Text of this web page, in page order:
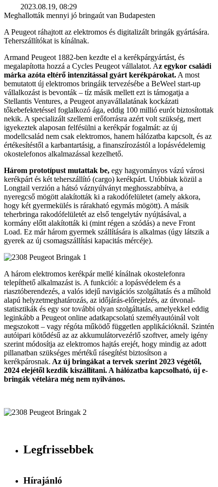
2023.08.19, 08:29
Meghallották mennyi jó bringaút van Budapesten
A Peugeot ráhajtott az elektromos és digitalizált bringák gyártására.
Teherszállítókat is kínálnak.
Armand Peugeot 1882-ben kezdte el a kerékpárgyártást, és
megalapította hozzá a Cycles Peugeot vállalatot. Az egykor családi
márka azóta eltérő intenzitással gyárt kerékpárokat. A most
bemutatott új elektromos bringáik tervezésébe a BeWeel start-up
vállalkozást is bevonták – tíz másik mellett ezt is támogatja a
Stellantis Ventures, a Peugeot anyavállalatának kockázati
tőkebefektetéssel foglalkozó ága, eddig 100 millió eurót biztosítottak
nekik. A specializált szellemi erőforrásra azért volt szükség, mert
igyekeztek alaposan felfésülni a kerékpár fogalmát: az új
modellcsalád nem csak elektromos, hanem hálózatba kapcsolt, és az
értékesítéstől a karbantartásig, a finanszírozástól a lopásvédelemig
okostelefonos alkalmazással kezelhető.
Három prototípust mutattak be, egy hagyományos vázú városi
kerékpárt és két teherszállító (cargo) kerékpárt. Utóbbiak közül a
Longtail verzión a hátsó váznyúlványt meghosszabbítva, a
nyeregcső mögött alakították ki a rakodófelületet (amely akkora,
hogy két gyermekülés is rárakható egymás mögött). A másik
teherbringa rakodófelületét az első tengelytáv nyújtásával, a
kormány előtt alakították ki (mint régen a szódás) a neve Front
Load. Ez már három gyermek szállítására is alkalmas (úgy látszik a
gyerek az új csomagszállítási kapacitás mércéje).
A három elektromos kerékpár mellé kínálnak okostelefonra
telepíthető alkalmazást is. A funkciói: a lopásvédelem és a
riasztóberendezés, a valós idejű navigációs szolgáltatás és a műhold
alapú helyzetmeghatározás, az időjárás-előrejelzés, az útvonal-
statisztikák és egy sor további olyan szolgáltatás, amelyekkel eddig
leginkább a Peugeot online adatkapcsolatú személyautóinál volt
megszokott – vagy régóta működő független applikációknál. Szintén
autóipari kötődésű az az akkumulátorvezérlő szoftver, amely igény
szerint módosítja az elektromos hajtás erejét, hogy mindig az adott
pillanatban szükséges mértékű rásegítést biztosítson a
kerékpárosnak. Az új bringákat a tervek szerint 2023 végétől,
2024 elejétől kezdik kiszállítani. A hálózatba kapcsolható, új e-
bringák vételára még nem nyilvános.
Legfrissebbek
Hírajánló